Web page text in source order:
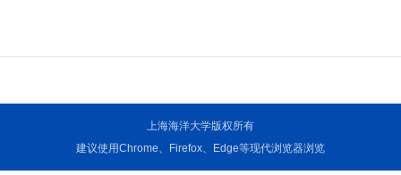
上海海洋大学版权所有
建议使用Chrome、Firefox、Edge等现代浏览器浏览